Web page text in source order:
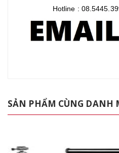
Hotline :
SẢN PHẨM CÙNG DANH